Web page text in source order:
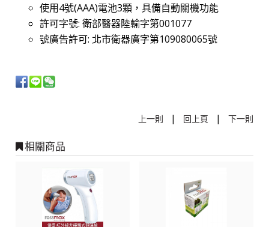
使用4號(AAA)電池3顆，具備自動關機功能
許可字號: 衛部醫器陸輸字第001077
號廣告許可: 北市衛器廣字第109080065號
上一則 | 回上頁 | 下一則
相關商品